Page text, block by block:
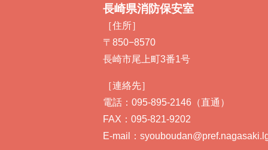
長崎県消防保安室
［住所］
〒850−8570
長崎市尾上町3番1号
［連絡先］
電話：095-895-2146（直通）
FAX：095-821-9202
E-mail：